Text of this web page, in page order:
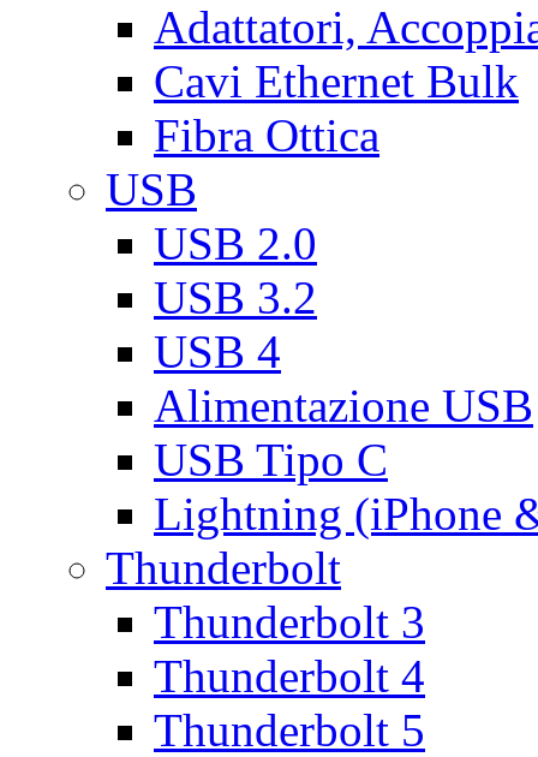
Adattatori,
Cavi Ethernet Bulk
Fibra Ottica
USB
USB 2.0
USB 3.2
USB 4
Alimentazione USB
USB Tipo C
Lightning (iPhone
Thunderbolt
Thunderbolt 3
Thunderbolt 4
Thunderbolt 5